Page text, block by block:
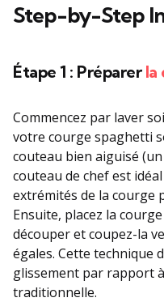
Step-by-Step
Étape 1 : Préparer la
Commencez par laver
votre courge spaghetti
couteau bien aiguisé
couteau de chef est
extrémités de la courge
Ensuite, placez la
découper et coupez-la
égales. Cette technique
glissement par rapport
traditionnelle.